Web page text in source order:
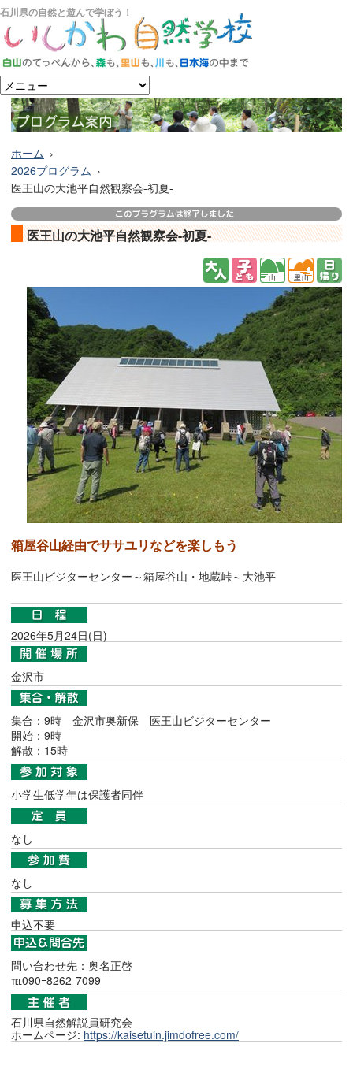
石川県の自然と遊んで学ぼう！
ホーム
2026プログラム
医王山の大池平自然観察会-初夏-
医王山の大池平自然観察会-初夏-
箱屋谷山経由でササユリなどを楽しもう
医王山ビジターセンター～箱屋谷山・地蔵峠～大池平
2026年5月24日(日)
金沢市
集合：9時 金沢市奥新保 医王山ビジターセンター
開始：9時
解散：15時
小学生低学年は保護者同伴
なし
なし
申込不要
問い合わせ先：奥名正啓
℡090ｰ8262-7099
石川県自然解説員研究会
ホームページ: https://kaisetuin.jimdofree.com/